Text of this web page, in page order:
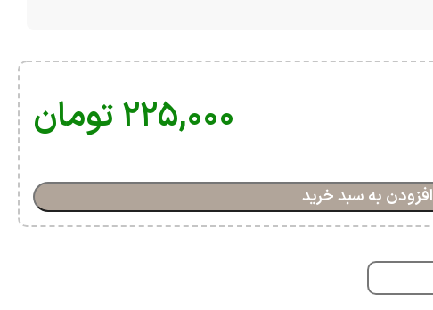
۲۲۵,۰۰۰تومان
افزودن به سبد خرید